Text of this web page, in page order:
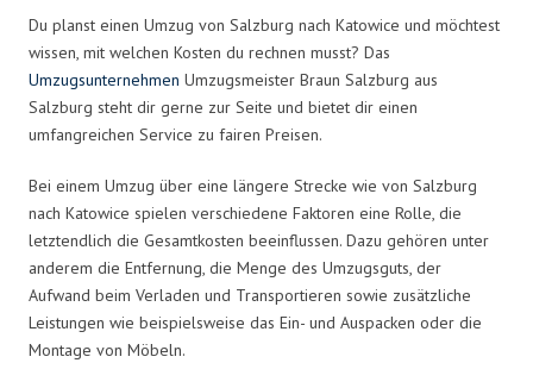
Du planst einen Umzug von Salzburg nach Katowice und möchtest
wissen, mit welchen Kosten du rechnen musst? Das
Umzugsunternehmen Umzugsmeister Braun Salzburg aus
Salzburg steht dir gerne zur Seite und bietet dir einen
umfangreichen Service zu fairen Preisen.
Bei einem Umzug über eine längere Strecke wie von Salzburg
nach Katowice spielen verschiedene Faktoren eine Rolle, die
letztendlich die Gesamtkosten beeinflussen. Dazu gehören unter
anderem die Entfernung, die Menge des Umzugsguts, der
Aufwand beim Verladen und Transportieren sowie zusätzliche
Leistungen wie beispielsweise das Ein- und Auspacken oder die
Montage von Möbeln.